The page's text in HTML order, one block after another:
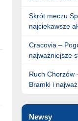
Skrót meczu
najciekawsze
Cracovia –
najważniejsze
Ruch Chorzów
Bramki i
Newsy